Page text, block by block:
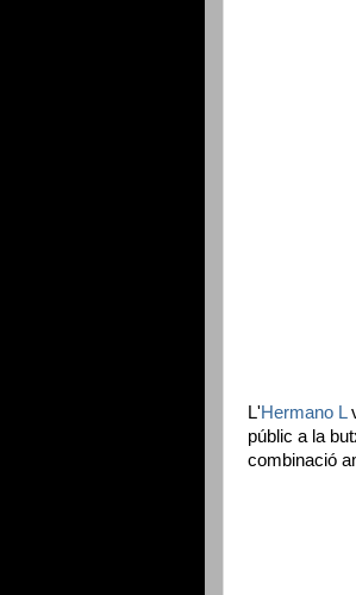
L'Hermano L
públic a la
combinació